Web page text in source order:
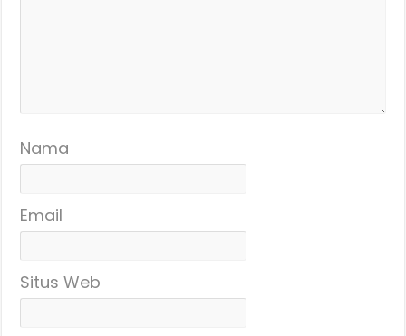
Nama
Email
Situs Web